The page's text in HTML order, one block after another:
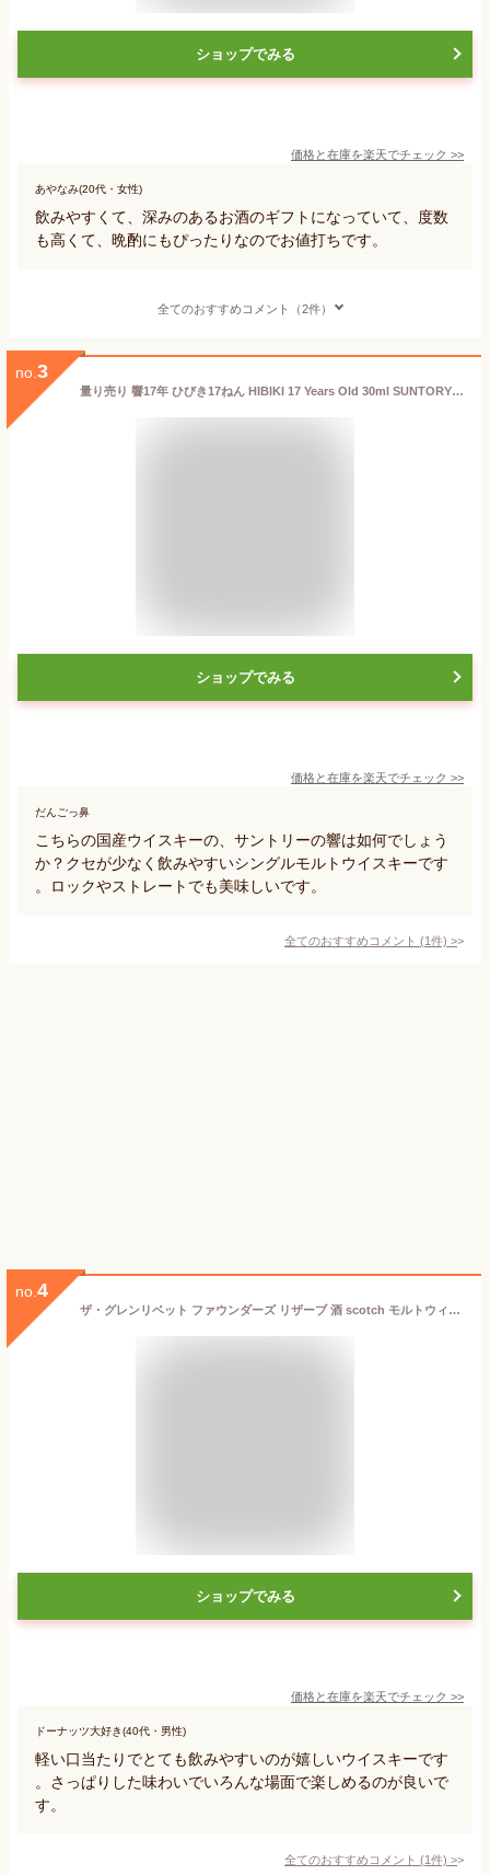
ショップでみる
価格と在庫を楽天でチェック >>
あやなみ(20代・女性)
飲みやすくて、深みのあるお酒のギフトになっていて、度数
も高くて、晩酌にもぴったりなのでお値打ちです。
全てのおすすめコメント（2件）
no. 3
量り売り 響17年 ひびき17ねん HIBIKI 17 Years Old 30ml SUNTORY サントリー シングルモルト ジャパニーズウイスキー 詰め替え お試し ウイスキー 【おひとり様1点限り】
ショップでみる
価格と在庫を楽天でチェック >>
だんごっ鼻
こちらの国産ウイスキーの、サントリーの響は如何でしょう
か？クセが少なく飲みやすいシングルモルトウイスキーです
。ロックやストレートでも美味しいです。
全てのおすすめコメント (1件) >
no. 4
ザ・グレンリベット ファウンダーズ リザーブ 酒 scotch モルトウィスキー スコッチウィスキー本格シングルモルト 初心者にもおすすめ 飲みやすい スコットランド スペイサイド 王道モルト クラシック ライトボディ 透明感 クセがない 食後に合う 贈り物 ギフト プレゼント
ショップでみる
価格と在庫を楽天でチェック >>
ドーナッツ大好き(40代・男性)
軽い口当たりでとても飲みやすいのが嬉しいウイスキーです
。さっぱりした味わいでいろんな場面で楽しめるのが良いで
す。
全てのおすすめコメント (1件) >